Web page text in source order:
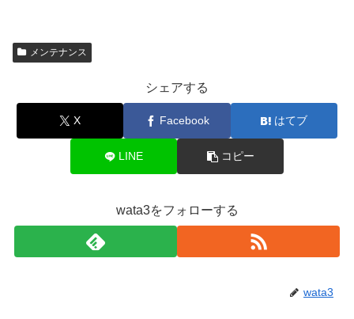
メンテナンス
シェアする
X Facebook はてブ
LINE コピー
wata3をフォローする
wata3